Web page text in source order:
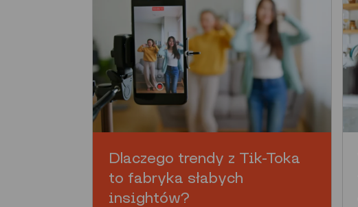
Dlaczego trendy z Tik-Toka
to fabryka słabych
insightów?